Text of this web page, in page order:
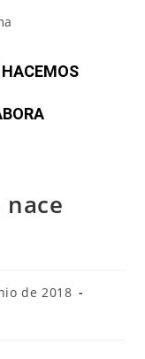
HACEMOS
de 2018